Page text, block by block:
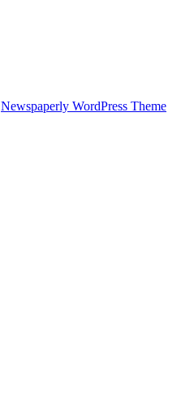
Newspaperly WordPress Theme